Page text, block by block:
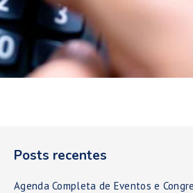
Posts recentes
Agenda Completa de Eventos e